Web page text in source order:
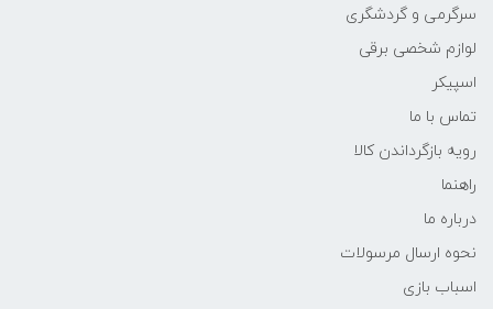
سرگرمی و گردشگری
لوازم شخصی برقی
اسپیکر
تماس با ما
رویه بازگرداندن کالا
راهنما
درباره ما
نحوه ارسال مرسولات
اسباب بازی